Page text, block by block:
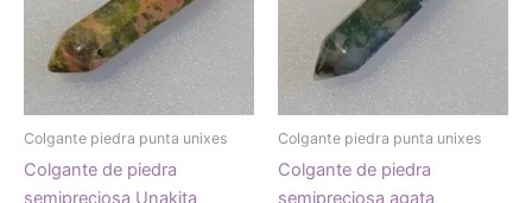
Colgante piedra punta unixes
Colgante de piedra
semipreciosa Unakita
Colgante piedra punta unixes
Colgante de piedra
semipreciosa agata